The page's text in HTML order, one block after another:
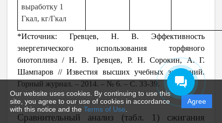
Our website uses cookies. By continuing to use this
site, you agree to our use of cookies in accordance
with this notice and the Terms of Use
Agree
выработку 1
Гкал, кг/Гкал
*Источник: Гревцев, Н. В. Эффективность
энергетического использования торфяного
биотоплива / Н. В. Гревцев, Р. Н. Сорокин, А. Г.
Шампаров // Известия высших учебных заведений.
Горный журнал. – 2014. – № 6. – С. 33-39.
Сравнительный анализ (табл. 1) сжигания